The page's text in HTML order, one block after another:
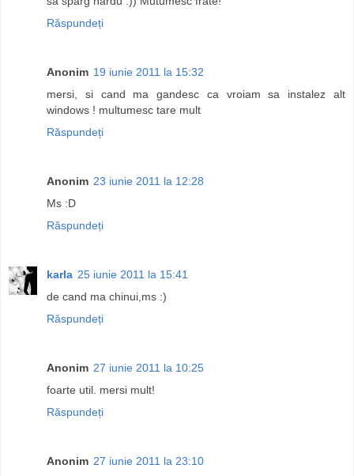
Răspundeți
Anonim 19 iunie 2011 la 15:32
mersi, si cand ma gandesc ca vroiam sa instalez alt
windows ! multumesc tare mult
Răspundeți
Anonim 23 iunie 2011 la 12:28
Ms :D
Răspundeți
karla 25 iunie 2011 la 15:41
de cand ma chinui,ms :)
Răspundeți
Anonim 27 iunie 2011 la 10:25
foarte util. mersi mult!
Răspundeți
Anonim 27 iunie 2011 la 23:10